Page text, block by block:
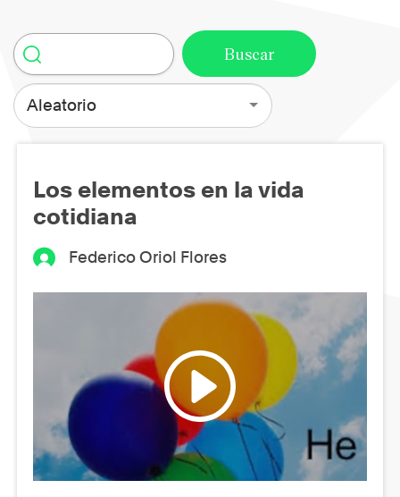
Aleatorio
Los elementos en la vida
cotidiana
Federico Oriol Flores